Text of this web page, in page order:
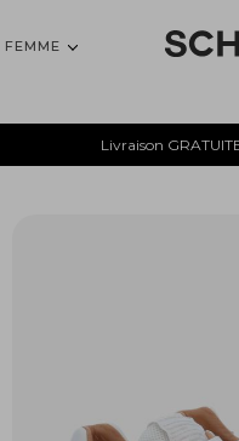
FEMME
Livraison